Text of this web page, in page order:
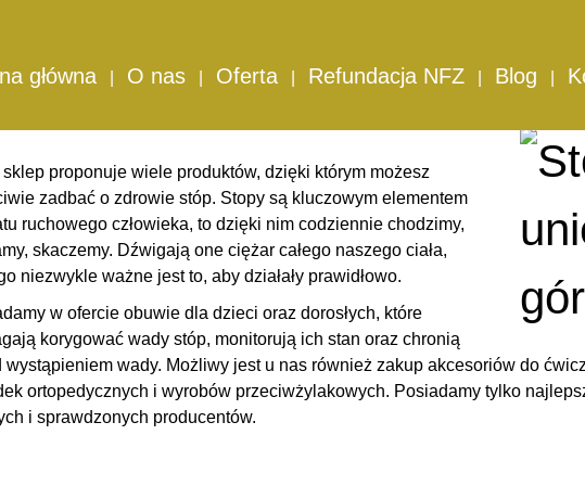
główna O nas Oferta Refundacja NFZ Blog
bezuciskowe
sklep proponuje wiele produktów, dzięki którym możesz
zadbać o zdrowie stóp. Stopy są kluczowym elementem
ruchowego człowieka, to dzięki nim codziennie chodzimy,
skaczemy. Dźwigają one ciężar całego naszego ciała,
niezwykle ważne jest to, aby działały prawidłowo.
w ofercie obuwie dla dzieci oraz dorosłych, które
korygować wady stóp, monitorują ich stan oraz chronią
wystąpieniem wady. Możliwy jest u nas również zakupakcesoriów do
ortopedycznych i wyrobów przeciwżylakowych. Posiadamy tylko
i sprawdzonych producentów.